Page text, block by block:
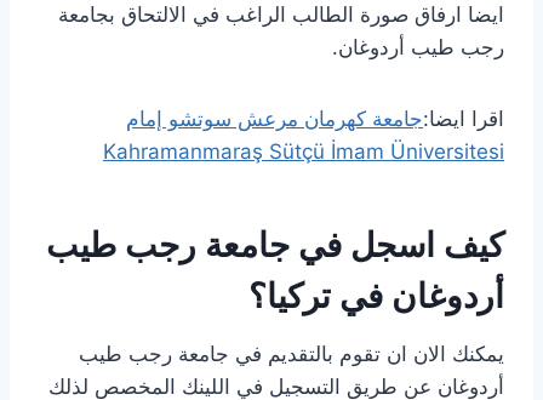
ايضا ارفاق صورة الطالب الراغب في الالتحاق بجامعة
رجب طيب أردوغان.
اقرا ايضا:جامعة كهرمان مرعش سوتشو إمام
Kahramanmaraş Sütçü İmam Üniversitesi
كيف اسجل في جامعة رجب طيب
أردوغان في تركيا؟
يمكنك الان ان تقوم بالتقديم في جامعة رجب طيب
أردوغان عن طريق التسجيل في اللينك المخصص لذلك